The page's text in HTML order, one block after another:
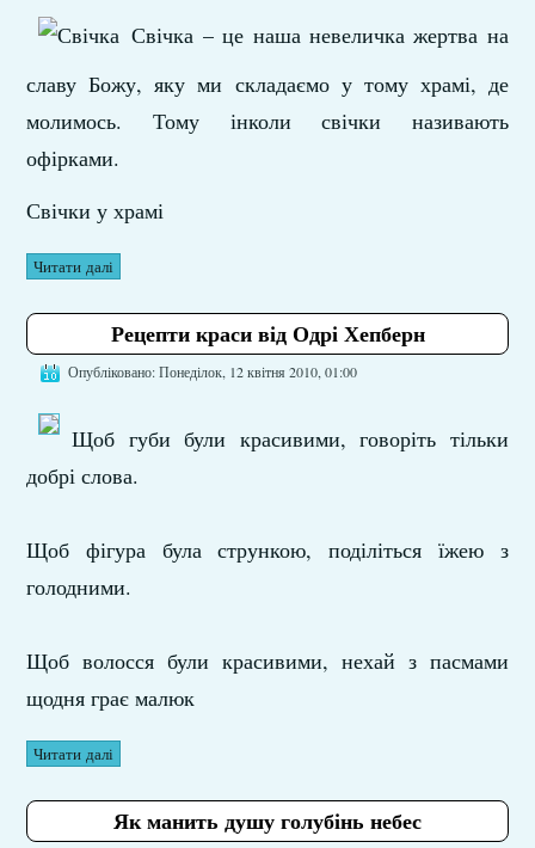
Свічка – це наша невеличка жертва на
славу Божу, яку ми складаємо у тому храмі, де
молимось. Тому інколи свічки називають
офірками.
Свічки у храмі
Читати далі
Рецепти краси від Одрі Хепберн
Опубліковано: Понеділок, 12 квітня 2010, 01:00
Щоб губи були красивими, говоріть тільки
добрі слова.
Щоб фігура була стрункою, поділіться їжею з
голодними.
Щоб волосся були красивими, нехай з пасмами
щодня грає малюк
Читати далі
Як манить душу голубінь небес